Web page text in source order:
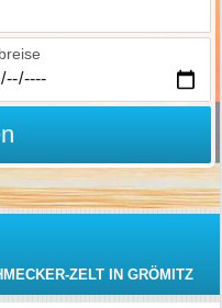
ZELT IN GRÖMITZ